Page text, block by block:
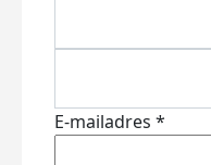
E-mailadres *